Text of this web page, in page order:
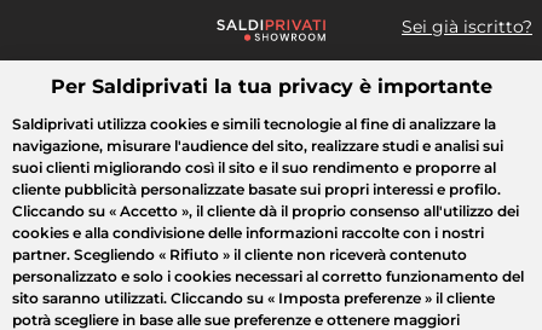
Sei già iscritto?
Cosa cerchi?
Tutte le vendite Moda Casa Bellezza Elettrodomestici
Per Saldiprivati la tua privacy è importante
Saldiprivati utilizza cookies e simili tecnologie al fine di analizzare la
navigazione, misurare l'audience del sito, realizzare studi e analisi sui
suoi clienti migliorando così il sito e il suo rendimento e proporre al
cliente pubblicità personalizzate basate sui propri interessi e profilo.
Cliccando su « Accetto », il cliente dà il proprio consenso all'utilizzo dei
cookies e alla condivisione delle informazioni raccolte con i nostri
partner. Scegliendo « Rifiuto » il cliente non riceverà contenuto
personalizzato e solo i cookies necessari al corretto funzionamento del
sito saranno utilizzati. Cliccando su « Imposta preferenze » il cliente
potrà scegliere in base alle sue preferenze e ottenere maggiori